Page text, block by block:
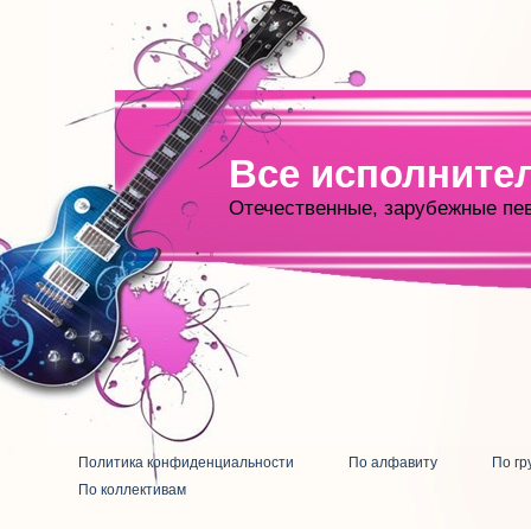
Все
Отечественные, зарубежные
Политика конфиденциальности По алфавиту
По
По коллективам